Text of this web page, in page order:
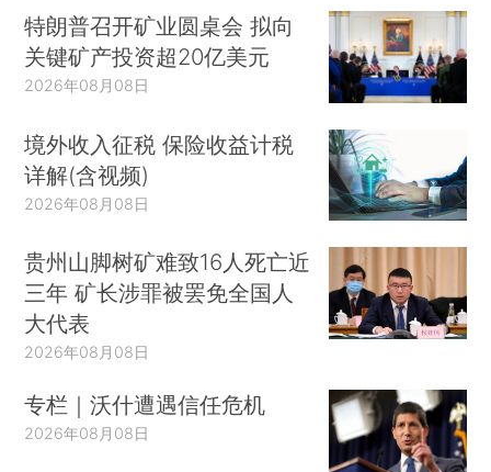
特朗普召开矿业圆桌会 拟向
关键矿产投资超20亿美元
2026年08月08日
境外收入征税 保险收益计税
详解(含视频)
2026年08月08日
贵州山脚树矿难致16人死亡近
三年 矿长涉罪被罢免全国人
大代表
2026年08月08日
专栏｜沃什遭遇信任危机
2026年08月08日